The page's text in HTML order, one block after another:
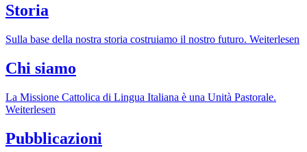
Storia
Sulla base della nostra storia costruiamo il nostro futuro. Weiterlesen
Chi siamo
La Missione Cattolica di Lingua Italiana è una Unità Pastorale.
Weiterlesen
Pubblicazioni